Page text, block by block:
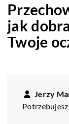
jak
Twoje
Jerzy